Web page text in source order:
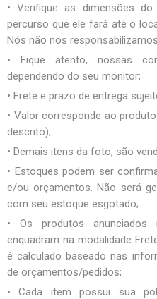
• Verifique as dimensões
percurso que ele fará até o
Nós não nos
• Fique atento, nossas
dependendo do seu monitor;
• Frete e prazo de entrega
• Valor corresponde ao
descrito);
• Demais itens da foto, são
• Estoques podem ser
e/ou orçamentos. Não será
com seu estoque esgotado;
• Os produtos
enquadram na modalidade
é calculado baseado nas
de orçamentos/pedidos;
• Cada item possui sua